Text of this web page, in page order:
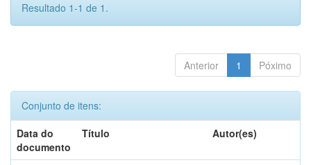
Resultado 1-1 de 1.
Anterior 1 Póximo
Conjunto de itens:
Data do
documento
Título Autor(es)